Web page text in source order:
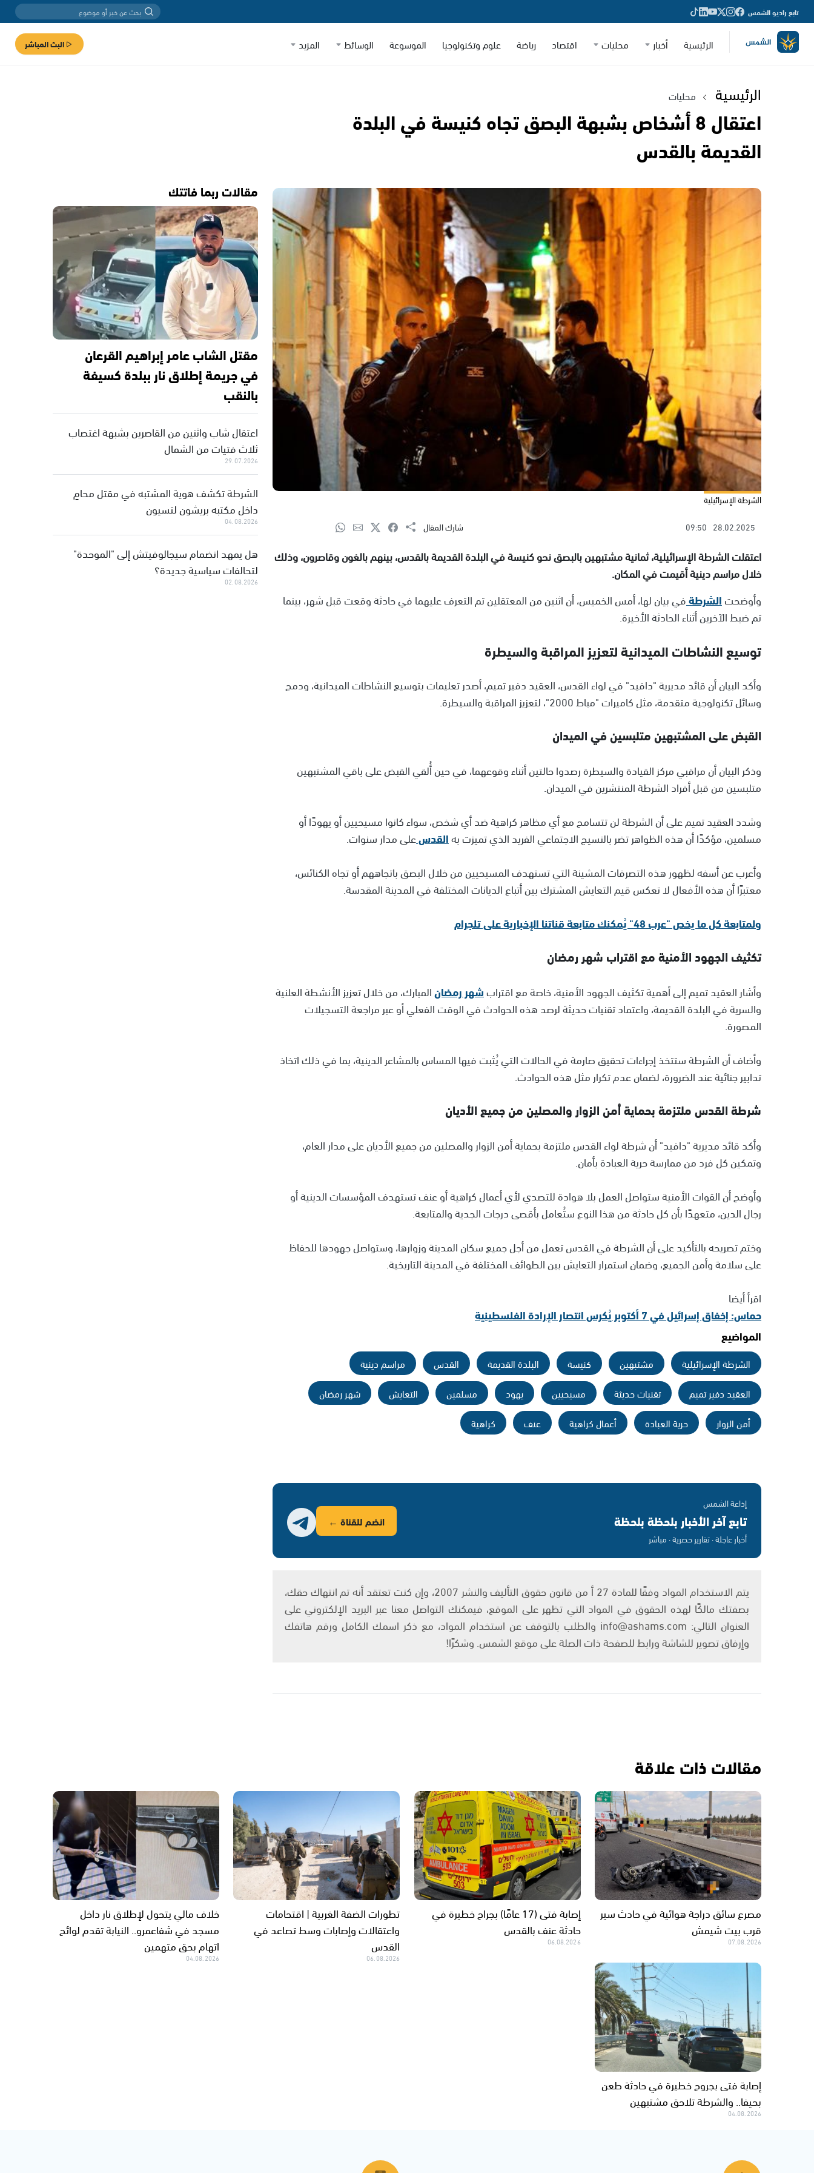
تابع راديو الشمس
الرئيسية أخبار محليات اقتصاد رياضة علوم وتكنولوجيا الموسوعة الوسائط المزيد البث المباشر
الرئيسية محليات
اعتقال 8 أشخاص بشبهة البصق تجاه كنيسة في البلدة
القديمة بالقدس
الشرطة الإسرائيلية
28.02.2025
09:50 شارك المقال
اعتقلت الشرطة الإسرائيلية، ثمانية مشتبهين بالبصق نحو كنيسة في البلدة القديمة بالقدس، بينهم بالغون وقاصرون، وذلك
خلال مراسم دينية أقيمت في المكان.
وأوضحتالشرطةفي بيان لها، أمس الخميس، أن اثنين من المعتقلين تم التعرف عليهما في حادثة وقعت قبل شهر، بينما
تم ضبط الآخرين أثناء الحادثة الأخيرة.
توسيع النشاطات الميدانية لتعزيز المراقبة والسيطرة
وأكد البيان أن قائد مديرية "دافيد" في لواء القدس، العقيد دفير تميم، أصدر تعليمات بتوسيع النشاطات الميدانية، ودمج
وسائل تكنولوجية متقدمة، مثل كاميرات "مباط 2000"، لتعزيز المراقبة والسيطرة.
القبض على المشتبهين متلبسين في الميدان
وذكر البيان أن مراقبي مركز القيادة والسيطرة رصدوا حالتين أثناء وقوعهما، في حين أُلقي القبض على باقي المشتبهين
متلبسين من قبل أفراد الشرطة المنتشرين في الميدان.
وشدد العقيد تميم على أن الشرطة لن تتسامح مع أي مظاهر كراهية ضد أي شخص، سواء كانوا مسيحيين أو يهودًا أو
مسلمين، مؤكدًا أن هذه الظواهر تضر بالنسيج الاجتماعي الفريد الذي تميزت بهالقدسعلى مدار سنوات.
وأعرب عن أسفه لظهور هذه التصرفات المشينة التي تستهدف المسيحيين من خلال البصق باتجاههم أو تجاه الكنائس،
معتبرًا أن هذه الأفعال لا تعكس قيم التعايش المشترك بين أتباع الديانات المختلفة في المدينة المقدسة.
ولمتابعة كل ما يخص "عرب 48" يُمكنك متابعة قناتنا الإخبارية على تلجرام
تكثيف الجهود الأمنية مع اقتراب شهر رمضان
وأشار العقيد تميم إلى أهمية تكثيف الجهود الأمنية، خاصة مع اقترابشهر رمضانالمبارك، من خلال تعزيز الأنشطة العلنية
والسرية في البلدة القديمة، واعتماد تقنيات حديثة لرصد هذه الحوادث في الوقت الفعلي أو عبر مراجعة التسجيلات
المصورة.
وأضاف أن الشرطة ستتخذ إجراءات تحقيق صارمة في الحالات التي يُثبت فيها المساس بالمشاعر الدينية، بما في ذلك اتخاذ
تدابير جنائية عند الضرورة، لضمان عدم تكرار مثل هذه الحوادث.
شرطة القدس ملتزمة بحماية أمن الزوار والمصلين من جميع الأديان
وأكد قائد مديرية "دافيد" أن شرطة لواء القدس ملتزمة بحماية أمن الزوار والمصلين من جميع الأديان على مدار العام،
وتمكين كل فرد من ممارسة حرية العبادة بأمان.
وأوضح أن القوات الأمنية ستواصل العمل بلا هوادة للتصدي لأي أعمال كراهية أو عنف تستهدف المؤسسات الدينية أو
رجال الدين، متعهدًا بأن كل حادثة من هذا النوع ستُعامل بأقصى درجات الجدية والمتابعة.
وختم تصريحه بالتأكيد على أن الشرطة في القدس تعمل من أجل جميع سكان المدينة وزوارها، وستواصل جهودها للحفاظ
على سلامة وأمن الجميع، وضمان استمرار التعايش بين الطوائف المختلفة في المدينة التاريخية.
اقرأ أيضا
حماس: إخفاق إسرائيل في 7 أكتوبر يُكرس انتصار الإرادة الفلسطينية
المواضيع
الشرطة الإسرائيلية مشتبهين كنيسة البلدة القديمة القدس
مراسم دينية
العقيد دفير تميم
تقنيات حديثة مسيحيين يهود مسلمين التعايش
شهر رمضان
أمن الزوار
حرية العبادة أعمال كراهية عنف كراهية
إذاعة الشمس
تابع آخر الأخبار بلحظة بلحظة
أخبار عاجلة · تقارير حصرية · مباشر
انضم للقناة ←
يتم الاستخدام المواد وفقًا للمادة 27 أ من قانون حقوق التأليف والنشر 2007، وإن كنت تعتقد أنه تم انتهاك حقك،
بصفتك مالكًا لهذه الحقوق في المواد التي تظهر على الموقع، فيمكنك التواصل معنا عبر البريد الإلكتروني على
العنوان التالي: info@ashams.com والطلب بالتوقف عن استخدام المواد، مع ذكر اسمك الكامل ورقم هاتفك
وإرفاق تصوير للشاشة ورابط للصفحة ذات الصلة على موقع الشمس. وشكرًا!
مقالات ربما فاتتك
مقتل الشاب عامر إبراهيم القرعان
في جريمة إطلاق نار ببلدة كسيفة
بالنقب
اعتقال شاب واثنين من القاصرين بشبهة اغتصاب
ثلاث فتيات من الشمال
29.07.2026
الشرطة تكشف هوية المشتبه في مقتل محامٍ
داخل مكتبه بريشون لتسيون
04.08.2026
هل يمهد انضمام سيجالوفيتش إلى "الموحدة"
لتحالفات سياسية جديدة؟
02.08.2026
مقالات ذات علاقة
مصرع سائق دراجة هوائية في حادث سير
قرب بيت شيمش
07.08.2026
إصابة فتى (17 عامًا) بجراح خطيرة في
حادثة عنف بالقدس
06.08.2026
تطورات الضفة الغربية | اقتحامات
واعتقالات وإصابات وسط تصاعد في
القدس
06.08.2026
خلاف مالي يتحول لإطلاق نار داخل
مسجد في شفاعمرو.. النيابة تقدم لوائح
اتهام بحق متهمين
04.08.2026
إصابة فتى بجروح خطيرة في حادثة طعن
بحيفا.. والشرطة تلاحق مشتبهين
04.08.2026